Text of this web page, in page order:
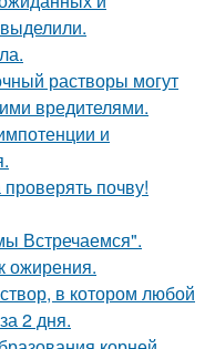
растворы могут
вредителями.
и
почву!
Встречаемся".
ожирения.
в котором любой
2 дня.